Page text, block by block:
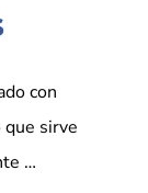
con
sirve
…